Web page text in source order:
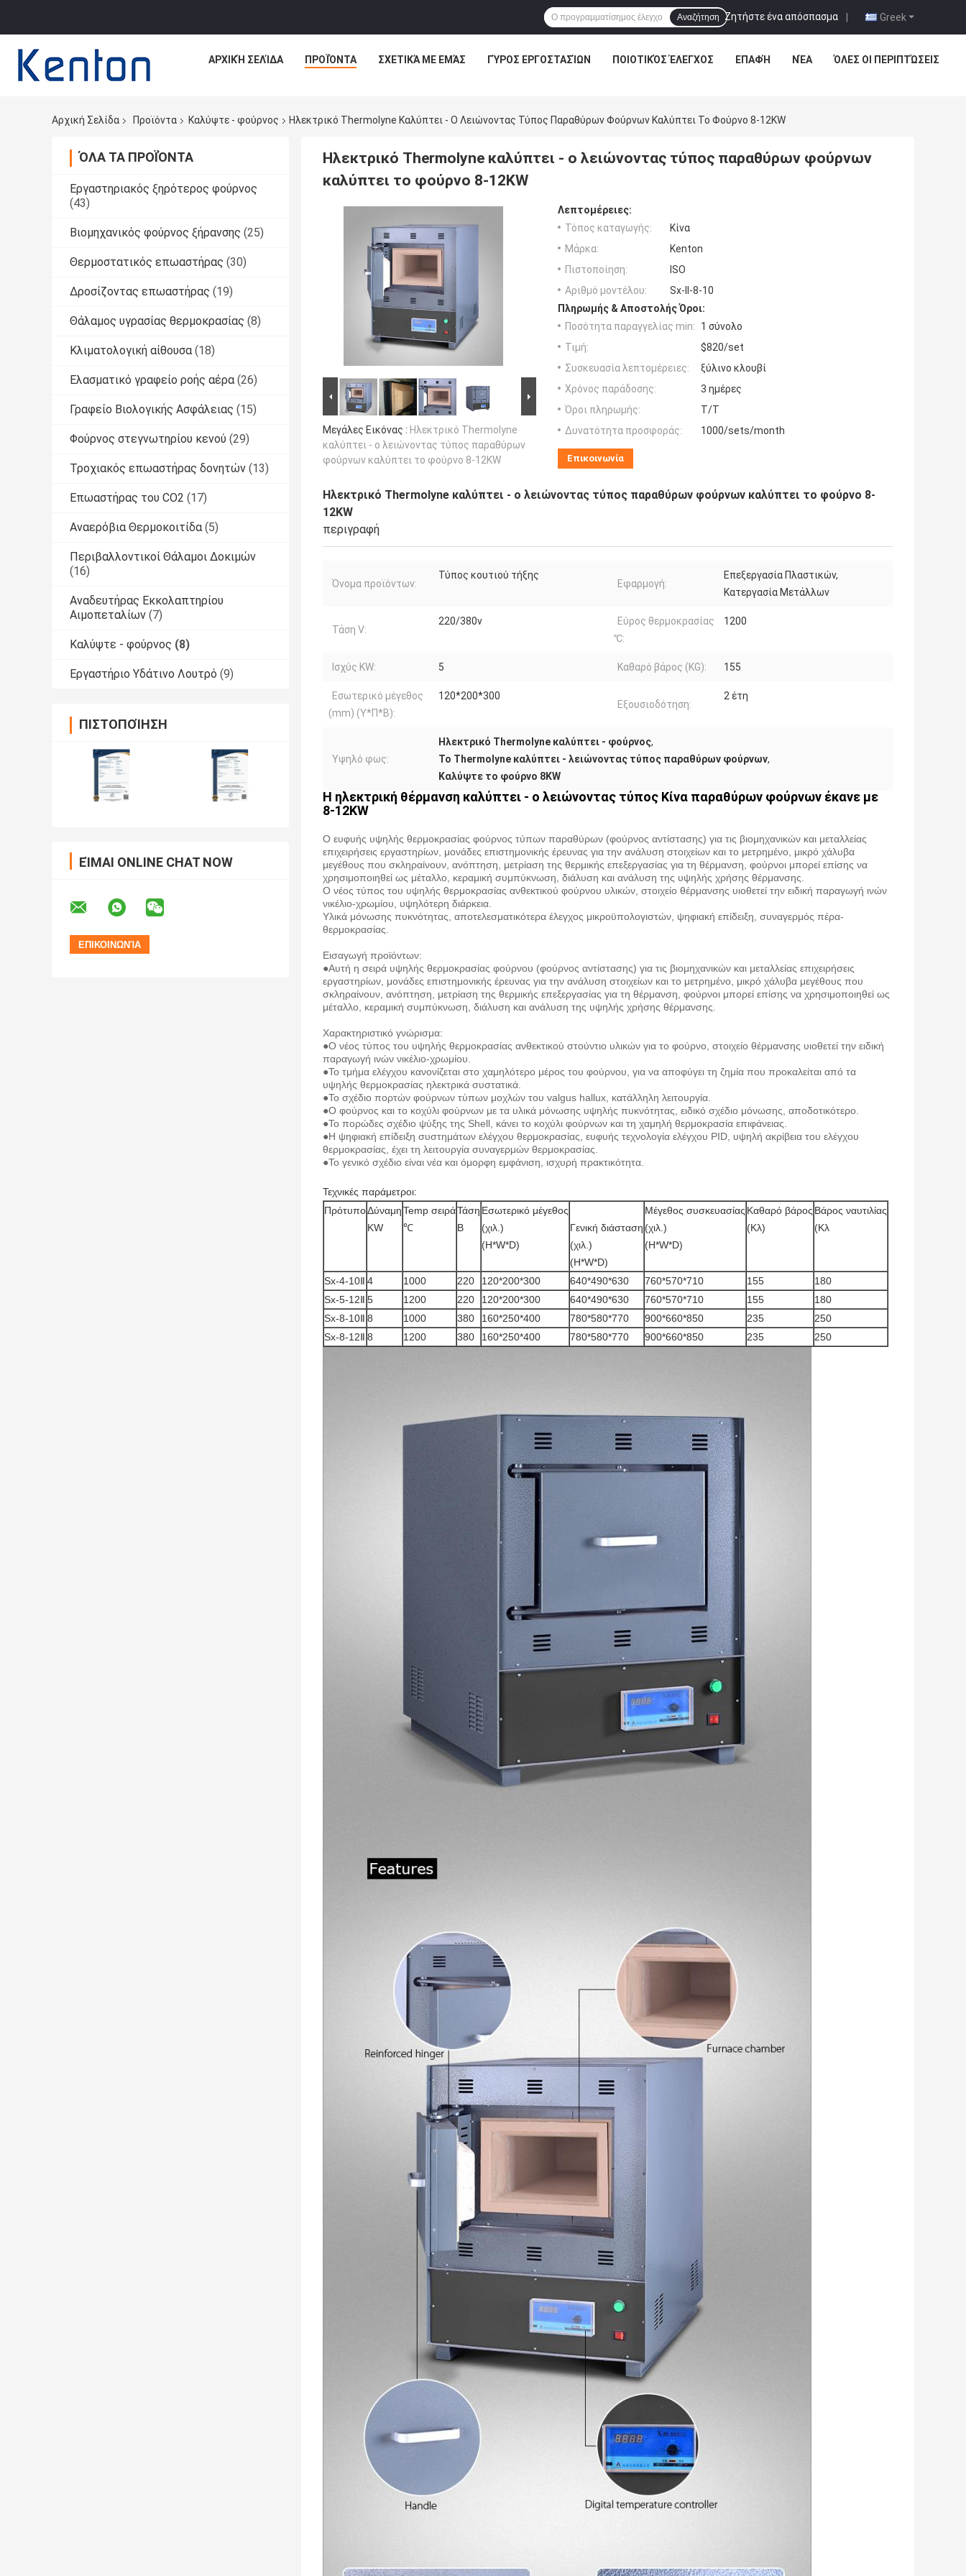
Greek
Ζητήστε ένα απόσπασμα |
Αναζήτηση
ΑΡΧΙΚΉ ΣΕΛΊΔΑ ΠΡΟΪΌΝΤΑ ΣΧΕΤΙΚΆ ΜΕ ΕΜΆΣ ΓΎΡΟΣ ΕΡΓΟΣΤΑΣΊΩΝ ΠΟΙΟΤΙΚΌΣ ΈΛΕΓΧΟΣ ΕΠΑΦΉ ΝΈΑ ΌΛΕΣ ΟΙ ΠΕΡΙΠΤΏΣΕΙΣ
Αρχική Σελίδα Προϊόντα Καλύψτε - φούρνος Ηλεκτρικό Thermolyne Καλύπτει - Ο Λειώνοντας Τύπος Παραθύρων Φούρνων Καλύπτει Το Φούρνο 8-12KW
ΌΛΑ ΤΑ ΠΡΟΪΌΝΤΑ
Εργαστηριακός ξηρότερος φούρνος
(43)
Βιομηχανικός φούρνος ξήρανσης (25)
Θερμοστατικός επωαστήρας (30)
Δροσίζοντας επωαστήρας (19)
Θάλαμος υγρασίας θερμοκρασίας (8)
Κλιματολογική αίθουσα (18)
Ελασματικό γραφείο ροής αέρα (26)
Γραφείο Βιολογικής Ασφάλειας (15)
Φούρνος στεγνωτηρίου κενού (29)
Τροχιακός επωαστήρας δονητών (13)
Επωαστήρας του CO2 (17)
Αναερόβια Θερμοκοιτίδα (5)
Περιβαλλοντικοί Θάλαμοι Δοκιμών
(16)
Αναδευτήρας Εκκολαπτηρίου
Αιμοπεταλίων (7)
Καλύψτε - φούρνος (8)
Εργαστήριο Υδάτινο Λουτρό (9)
ΠΙΣΤΟΠΟΊΗΣΗ
ΕΊΜΑΙ ONLINE CHAT NOW
Ηλεκτρικό Thermolyne καλύπτει - ο λειώνοντας τύπος παραθύρων φούρνων
καλύπτει το φούρνο 8-12KW
Μεγάλες Εικόνας : Ηλεκτρικό Thermolyne
καλύπτει - ο λειώνοντας τύπος παραθύρων
φούρνων καλύπτει το φούρνο 8-12KW
Λεπτομέρειες:
Τόπος καταγωγής:
Κίνα
Μάρκα:
Kenton
Πιστοποίηση:
ISO
Αριθμό μοντέλου:
Sx-ΙΙ-8-10
Πληρωμής & Αποστολής Όροι:
Ποσότητα παραγγελίας min:
1 σύνολο
Τιμή:
$820/set
Συσκευασία λεπτομέρειες:
ξύλινο κλουβί
Χρόνος παράδοσης:
3 ημέρες
Όροι πληρωμής:
T/T
Δυνατότητα προσφοράς:
1000/sets/month
Επικοινωνία
Ηλεκτρικό Thermolyne καλύπτει - ο λειώνοντας τύπος παραθύρων φούρνων καλύπτει το φούρνο 8-
12KW
περιγραφή
Όνομα προϊόντων:
Τύπος κουτιού τήξης
Εφαρμογή:
Επεξεργασία Πλαστικών,
Κατεργασία Μετάλλων
Τάση V:
220/380v
Εύρος θερμοκρασίας
℃:
1200
Ισχύς KW: 5 Καθαρό βάρος (KG): 155
Εσωτερικό μέγεθος
(mm) (Υ*Π*Β):
120*200*300
Εξουσιοδότηση:
2 έτη
Υψηλό φως:
Ηλεκτρικό Thermolyne καλύπτει - φούρνος,
Το Thermolyne καλύπτει - λειώνοντας τύπος παραθύρων φούρνων,
Καλύψτε το φούρνο 8KW
Η ηλεκτρική θέρμανση καλύπτει - ο λειώνοντας τύπος Κίνα παραθύρων φούρνων έκανε με
8-12KW
Ο ευφυής υψηλής θερμοκρασίας φούρνος τύπων παραθύρων (φούρνος αντίστασης) για τις βιομηχανικών και μεταλλείας
επιχειρήσεις εργαστηρίων, μονάδες επιστημονικής έρευνας για την ανάλυση στοιχείων και το μετρημένο, μικρό χάλυβα
μεγέθους που σκληραίνουν, ανόπτηση, μετρίαση της θερμικής επεξεργασίας για τη θέρμανση, φούρνοι μπορεί επίσης να
χρησιμοποιηθεί ως μέταλλο, κεραμική συμπύκνωση, διάλυση και ανάλυση της υψηλής χρήσης θέρμανσης.
Ο νέος τύπος του υψηλής θερμοκρασίας ανθεκτικού φούρνου υλικών, στοιχείο θέρμανσης υιοθετεί την ειδική παραγωγή ινών
νικέλιο-χρωμίου, υψηλότερη διάρκεια.
Υλικά μόνωσης πυκνότητας, αποτελεσματικότερα έλεγχος μικροϋπολογιστών, ψηφιακή επίδειξη, συναγερμός πέρα-
θερμοκρασίας.
Εισαγωγή προϊόντων:
●Αυτή η σειρά υψηλής θερμοκρασίας φούρνου (φούρνος αντίστασης) για τις βιομηχανικών και μεταλλείας επιχειρήσεις
εργαστηρίων, μονάδες επιστημονικής έρευνας για την ανάλυση στοιχείων και το μετρημένο, μικρό χάλυβα μεγέθους που
σκληραίνουν, ανόπτηση, μετρίαση της θερμικής επεξεργασίας για τη θέρμανση, φούρνοι μπορεί επίσης να χρησιμοποιηθεί ως
μέταλλο, κεραμική συμπύκνωση, διάλυση και ανάλυση της υψηλής χρήσης θέρμανσης.
Χαρακτηριστικό γνώρισμα:
●Ο νέος τύπος του υψηλής θερμοκρασίας ανθεκτικού στούντιο υλικών για το φούρνο, στοιχείο θέρμανσης υιοθετεί την ειδική
παραγωγή ινών νικέλιο-χρωμίου.
●Το τμήμα ελέγχου κανονίζεται στο χαμηλότερο μέρος του φούρνου, για να αποφύγει τη ζημία που προκαλείται από τα
υψηλής θερμοκρασίας ηλεκτρικά συστατικά.
●Το σχέδιο πορτών φούρνων τύπων μοχλών του valgus hallux, κατάλληλη λειτουργία.
●Ο φούρνος και το κοχύλι φούρνων με τα υλικά μόνωσης υψηλής πυκνότητας, ειδικό σχέδιο μόνωσης, αποδοτικότερο.
●Το πορώδες σχέδιο ψύξης της Shell, κάνει το κοχύλι φούρνων και τη χαμηλή θερμοκρασία επιφάνειας.
●Η ψηφιακή επίδειξη συστημάτων ελέγχου θερμοκρασίας, ευφυής τεχνολογία ελέγχου PID, υψηλή ακρίβεια του ελέγχου
θερμοκρασίας, έχει τη λειτουργία συναγερμών θερμοκρασίας.
●Το γενικό σχέδιο είναι νέα και όμορφη εμφάνιση, ισχυρή πρακτικότητα.
Τεχνικές παράμετροι:
ΠρότυποΔύναμη
KW
Temp σειρά
℃
Τάση
Β
Εσωτερικό μέγεθος
(χιλ.)
(H*W*D)
Γενική διάσταση
(χιλ.)
(H*W*D)
Μέγεθος συσκευασίας
(χιλ.)
(H*W*D)
Καθαρό βάρος
(Κλ)
Βάρος ναυτιλίας
(Κλ
Sx-4-10Ⅱ 4 1000 220 120*200*300 640*490*630 760*570*710 155
180
Sx-5-12Ⅱ 5 1200 220 120*200*300 640*490*630 760*570*710 155
180
Sx-8-10Ⅱ 8 1000 380 160*250*400 780*580*770 900*660*850 235
250
Sx-8-12Ⅱ 8 1200 380 160*250*400 780*580*770 900*660*850 235 250